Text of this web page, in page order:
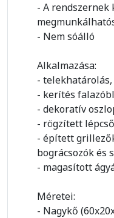
- A rendszernek
- Nem sóálló
Alkalmazása:
-
- kerítés
- dekoratív
- rögzített
- épített
bográcsozók és
- magasított
Méretei:
- Nagykő